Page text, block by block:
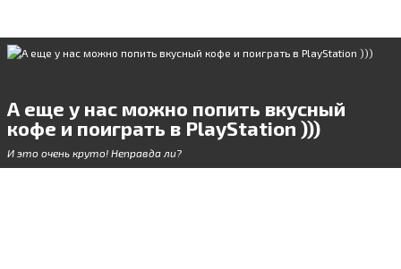
А еще у нас можно попить вкусный
кофе и поиграть в PlayStation )))
И это очень круто! Неправда ли?